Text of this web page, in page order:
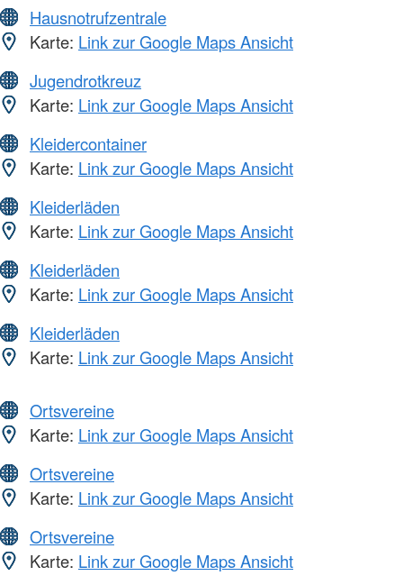
Hausnotrufzentrale
Karte: Link zur Google Maps Ansicht
Jugendrotkreuz
Karte: Link zur Google Maps Ansicht
Kleidercontainer
Karte: Link zur Google Maps Ansicht
Kleiderläden
Karte: Link zur Google Maps Ansicht
Kleiderläden
Karte: Link zur Google Maps Ansicht
Kleiderläden
Karte: Link zur Google Maps Ansicht
Ortsvereine
Karte: Link zur Google Maps Ansicht
Ortsvereine
Karte: Link zur Google Maps Ansicht
Ortsvereine
Karte: Link zur Google Maps Ansicht